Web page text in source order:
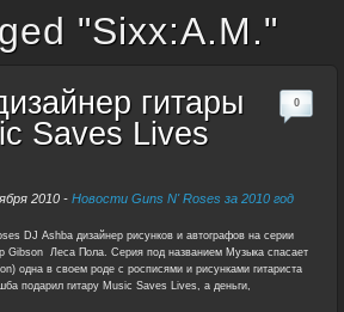
"Sixx:A.M."
гитары
Saves Lives
2010 - Новости Guns N' Roses за 2010 год
0
DJ Ashba дизайнер рисунков и автографов на серии
Gibson Леса Пола. Серия под названием Музыка спасает
одна в своем роде с росписями и рисунками гитариста
подарил гитару Music Saves Lives, а деньги,